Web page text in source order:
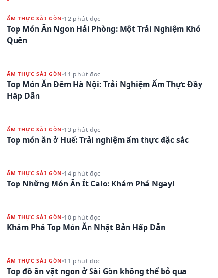
ẨM THỰC SÀI GÒN 12 phút đọc
Top Món Ăn Ngon Hải Phòng: Một Trải Nghiệm Khó
Quên
ẨM THỰC SÀI GÒN 11 phút đọc
Top Món Ăn Đêm Hà Nội: Trải Nghiệm Ẩm Thực Đầy
Hấp Dẫn
ẨM THỰC SÀI GÒN 13 phút đọc
Top món ăn ở Huế: Trải nghiệm ẩm thực đặc sắc
ẨM THỰC SÀI GÒN 14 phút đọc
Top Những Món Ăn Ít Calo: Khám Phá Ngay!
ẨM THỰC SÀI GÒN 10 phút đọc
Khám Phá Top Món Ăn Nhật Bản Hấp Dẫn
ẨM THỰC SÀI GÒN 11 phút đọc
Top đồ ăn vặt ngon ở Sài Gòn không thể bỏ qua